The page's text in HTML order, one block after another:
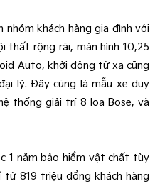
nhóm khách hàng gia đình với
thất rộng rãi, màn hình 10,25
Auto, khởi động từ xa cũng
lý. Đây cũng là mẫu xe duy
thống giải trí 8 loa Bose, và
1 năm bảo hiểm vật chất tùy
từ 819 triệu đồng khách hàng